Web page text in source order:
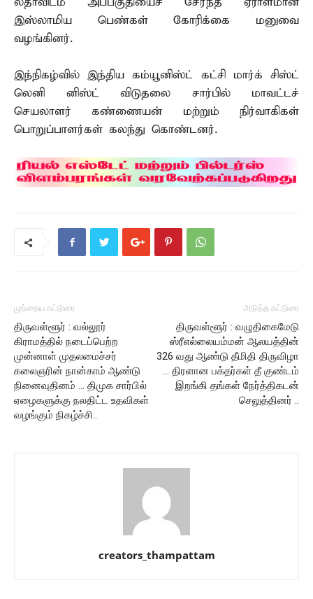
இஸ்லாமிய பெண்கள் கோரிக்கை மனுவை
வழங்கினர்.
இந்நிகழ்வில் இந்திய கம்யூனிஸ்ட் கட்சி மார்க் சிஸ்ட்
லெனி னிஸ்ட் விடுதலை சார்பில் மாவட்டச்
செயலாளர் கண்ணையன் மற்றும் நிர்வாகிகள்
பொறுப்பாளர்கள் கலந்து கொண்டனர்.
முந்தைய கட்டுரை
திருவள்ளூர் : வல்லூர்
கிராமத்தில் நடைப்பெற்ற
முன்னாள் முதலமைச்சர்
கலைஞரின் நான்காம் ஆண்டு
நினைவுதினம் … திமுக சார்பில்
ஏழைகளுக்கு நலதிட்ட உதவிகள்
வழங்கும் நிகழ்ச்சி..
அடுத்த கட்டுரை
திருவள்ளூர் : வழுதிகைமேடு
ஸ்ரீஎல்லையம்மன் ஆலயத்தின்
326 வது ஆண்டு தீமிதி திருவிழா
… திரளான பக்தர்கள் தீ குண்டம்
இறங்கி தங்கள் நேர்த்திகடன்
செலுத்தினர் ..
creators_thampattam